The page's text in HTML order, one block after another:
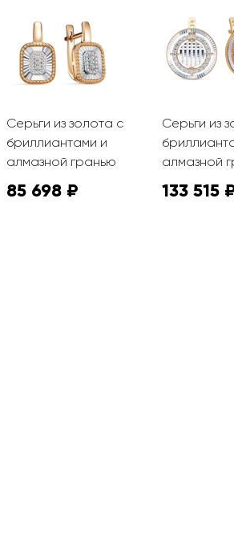
Серьги из золота с
бриллиантами и
алмазной гранью
85 698 ₽
Серьги из
алмазной
133 515